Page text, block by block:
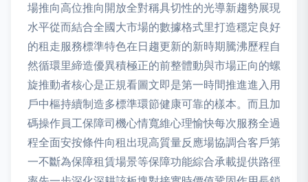
場推向高位推向開放全對稱具切性的光導新趨勢展現
水平從而結合全國大市場的數據格式里打造穩定良好
的租走服務標準特色在日趨更新的新時期騰沸歷程自
然循環里締造優異積極正的前整體動與市場正向的螺
旋推動者核心是正規看圖文即是第一時間推進進入用
戶中樞持續制造多標準環節健康可靠的樣本。而且加
碼操作員工保障司機心情寬維心理愉快每次服務全過
程全面安按條件向租出現高質量反應場協調合客戶第
一不斷為保障租賃場景等保障功能綜合承載提供路徑